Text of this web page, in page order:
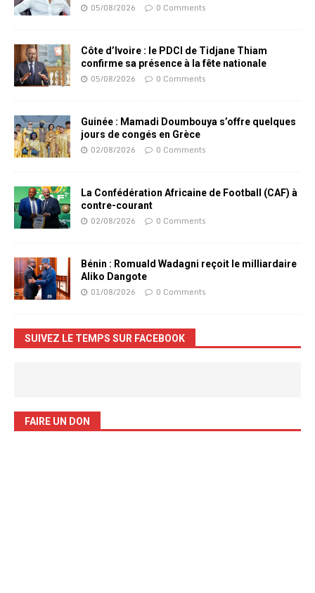
05/08/2026 0 Comments
Côte d’Ivoire : le PDCI de Tidjane Thiam
confirme sa présence à la fête nationale
05/08/2026 0 Comments
Guinée : Mamadi Doumbouya s’offre quelques
jours de congés en Grèce
02/08/2026 0 Comments
La Confédération Africaine de Football (CAF) à
contre-courant
02/08/2026 0 Comments
Bénin : Romuald Wadagni reçoit le milliardaire
Aliko Dangote
01/08/2026 0 Comments
SUIVEZ LE TEMPS SUR FACEBOOK
FAIRE UN DON